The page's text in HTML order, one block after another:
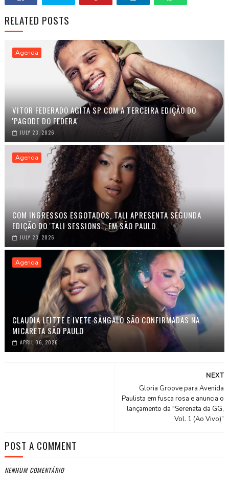
RELATED POSTS
Agenda
VITOR FEDERADO AGITA SP COM A TERCEIRA EDIÇÃO DO
'PAGODE DO FEDERA'
JULY 23, 2026
Agenda
COM INGRESSOS ESGOTADOS, TALI APRESENTA SEGUNDA
EDIÇÃO DO 'TALI SESSIONS", EM SÃO PAULO.
JULY 23, 2026
Agenda
CLAUDIA LEITTE E IVETE SANGALO SÃO CONFIRMADAS NA
MICARETA SÃO PAULO
APRIL 06, 2026
NEXT
Gloria Groove para Avenida
Paulista em fusca rosa e anuncia o
lançamento da "Serenata da GG,
Vol. 1 (Ao Vivo)”
POST A COMMENT
NENHUM COMENTÁRIO